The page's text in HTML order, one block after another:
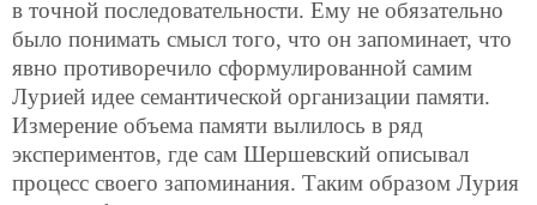
в точной последовательности. Ему не обязательно
было понимать смысл того, что он запоминает, что
явно противоречило сформулированной самим
Лурией идее семантической организации памяти.
Измерение объема памяти вылилось в ряд
экспериментов, где сам Шершевский описывал
процесс своего запоминания. Таким образом Лурия